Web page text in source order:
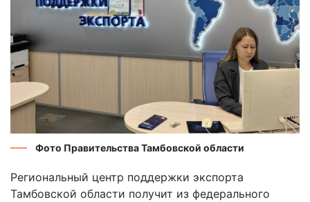
Фото Правительства Тамбовской области
Региональный центр поддержки экспорта
Тамбовской области получит из федерального